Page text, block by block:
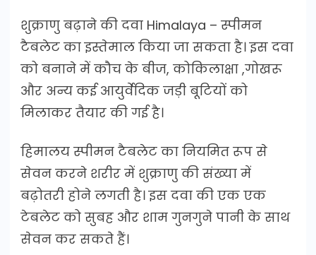
शुक्राणु बढ़ाने की दवा Himalaya – स्पीमन
टैबलेट का इस्तेमाल किया जा सकता है। इस दवा
को बनाने में कौच के बीज, कोकिलाक्षा ,गोखरू
और अन्य कई आयुर्वेदिक जड़ी बूटियों को
मिलाकर तैयार की गई है।
हिमालय स्पीमन टैबलेट का नियमित रूप से
सेवन करने शरीर में शुक्राणु की संख्या में
बढ़ोतरी होने लगती है। इस दवा की एक एक
टेबलेट को सुबह और शाम गुनगुने पानी के साथ
सेवन कर सकते हैं।